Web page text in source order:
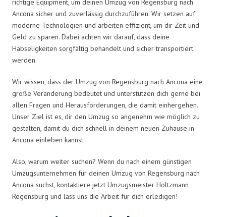
richtige Equipment, um deinen Umzug von Regensburg nach
Ancona sicher und zuverlässig durchzuführen. Wir setzen auf
moderne Technologien und arbeiten effizient, um dir Zeit und
Geld zu sparen. Dabei achten wir darauf, dass deine
Habseligkeiten sorgfältig behandelt und sicher transportiert
werden.
Wir wissen, dass der Umzug von Regensburg nach Ancona eine
große Veränderung bedeutet und unterstützen dich gerne bei
allen Fragen und Herausforderungen, die damit einhergehen.
Unser Ziel ist es, dir den Umzug so angenehm wie möglich zu
gestalten, damit du dich schnell in deinem neuen Zuhause in
Ancona einleben kannst.
Also, warum weiter suchen? Wenn du nach einem günstigen
Umzugsunternehmen für deinen Umzug von Regensburg nach
Ancona suchst, kontaktiere jetzt Umzugsmeister Holtzmann
Regensburg und lass uns die Arbeit für dich erledigen!